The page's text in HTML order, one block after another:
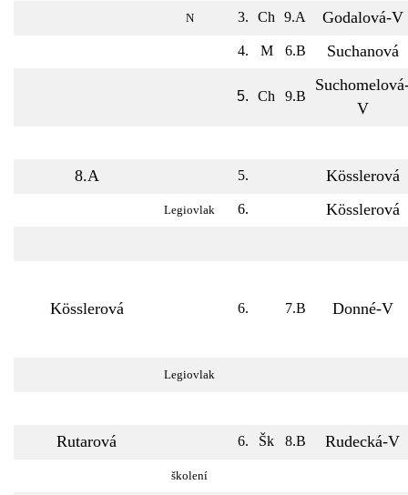
N 3. Ch 9.A Godalová-V
4. M 6.B Suchanová
5. Ch 9.B
V
8.A 5. Kösslerová
Legiovlak 6. Kösslerová
Kösslerová 6. 7.B Donné-V
Legiovlak
Rutarová 6. Šk 8.B Rudecká-V
školení